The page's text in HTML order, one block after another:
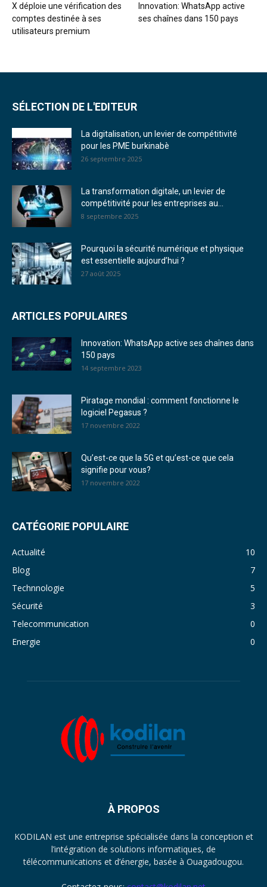
X déploie une vérification des
comptes destinée à ses
utilisateurs premium
Innovation: WhatsApp active
ses chaînes dans 150 pays
SÉLECTION DE L'EDITEUR
La digitalisation, un levier de compétitivité
pour les PME burkinabè
26 septembre 2025
La transformation digitale, un levier de
compétitivité pour les entreprises au...
8 septembre 2025
Pourquoi la sécurité numérique et physique
est essentielle aujourd’hui ?
27 août 2025
ARTICLES POPULAIRES
Innovation: WhatsApp active ses chaînes dans
150 pays
14 septembre 2023
Piratage mondial : comment fonctionne le
logiciel Pegasus ?
17 novembre 2022
Qu’est-ce que la 5G et qu’est-ce que cela
signifie pour vous?
17 novembre 2022
CATÉGORIE POPULAIRE
Actualité
10
Blog
7
Technnologie
5
Sécurité
3
Telecommunication
0
Energie
0
À PROPOS
KODILAN est une entreprise spécialisée dans la conception et
l’intégration de solutions informatiques, de
télécommunications et d’énergie, basée à Ouagadougou.